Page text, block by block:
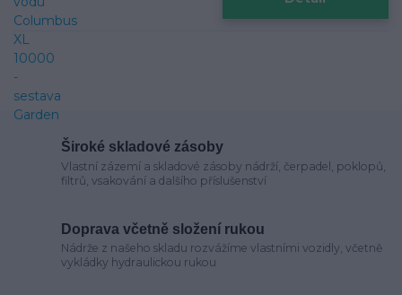
Široké skladové zásoby
Vlastní zázemí a skladové zásoby nádrží, čerpadel, poklopů,
filtrů, vsakování a dalšího příslušenství
Doprava včetně složení rukou
Nádrže z našeho skladu rozvážíme vlastními vozidly, včetně
vykládky hydraulickou rukou